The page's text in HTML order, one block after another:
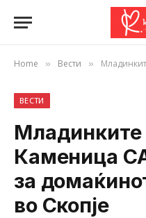
Home » Вести » Младинките на
ВЕСТИ
Каменица
за
во Скопје